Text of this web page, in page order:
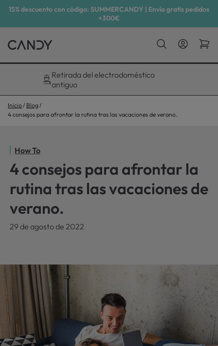
15% descuento con código: SUMMERCANDY | Envío gratis pedidos
+300€
Descuento exclusivo del 10%
Inicio
Blog
4 consejos para afrontar la rutina tras las vacaciones de verano.
How To
4 consejos para afrontar la
rutina tras las vacaciones de
verano.
29 de agosto de 2022